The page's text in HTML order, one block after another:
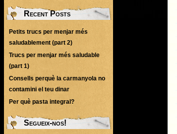
Recent Posts
Petits trucs per menjar més
saludablement (part 2)
Trucs per menjar més saludable
(part 1)
Consells perquè la carmanyola no
contamini el teu dinar
Per què pasta integral?
Segueix-nos!